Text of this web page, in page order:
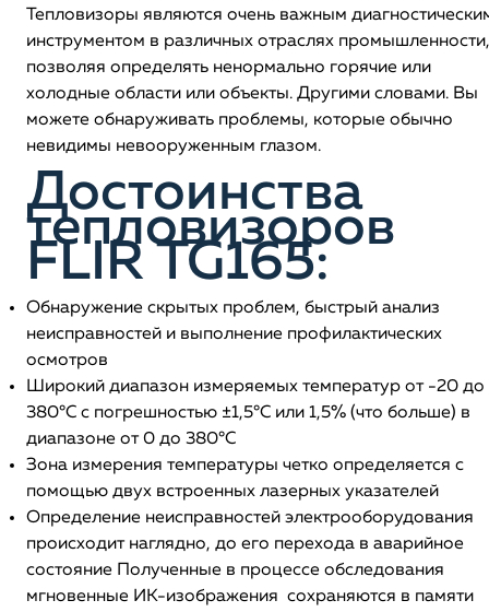
Тепловизоры являются очень важным
инструментом в различных отраслях промышленности,
позволяя определять ненормально горячие или
холодные области или объекты. Другими словами. Вы
можете обнаруживать проблемы, которые обычно
невидимы невооруженным глазом.
Достоинства
тепловизоров
FLIR TG165:
Обнаружение скрытых проблем, быстрый анализ
неисправностей и выполнение профилактических
осмотров
Широкий диапазон измеряемых температур от -20 до
380°С с погрешностью ±1,5°С или 1,5% (что больше) в
диапазоне от 0 до 380°С
Зона измерения температуры четко определяется с
помощью двух встроенных лазерных указателей
Определение неисправностей электрооборудования
происходит наглядно, до его перехода в аварийное
состояние Полученные в процессе обследования
мгновенные ИК-изображения сохраняются в памяти